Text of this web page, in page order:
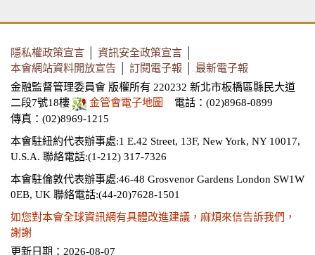
隱私權政策宣言 資訊安全政策宣言
本會網站資料開放宣告
訂閱電子報
最新電子報
金融監督管理委員會 版權所有 220232 新北市板橋區縣民大道
二段7號18樓
金管會電子地圖
電話：(02)8968-0899
傳真：(02)8969-1215
本會駐紐約代表辦事處:1 E.42 Street, 13F, New York, NY 10017,
U.S.A. 聯絡電話:(1-212) 317-7326
本會駐倫敦代表辦事處:46-48 Grosvenor Gardens London SW1W
0EB, UK 聯絡電話:(44-20)7628-1501
如您對本會全球資訊網有具體改進建議，麻煩來信告訴我們，
謝謝
更新日期：2026-08-07